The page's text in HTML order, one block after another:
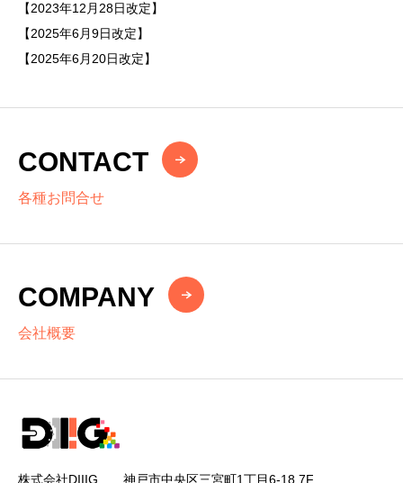
【2023年12月28日改定】
【2025年6月9日改定】
【2025年6月20日改定】
CONTACT
各種お問合せ
COMPANY
会社概要
株式会社DIIIG 神戸市中央区三宮町1丁目6-18 7F